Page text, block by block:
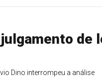
de
Dino interrompeu a análise